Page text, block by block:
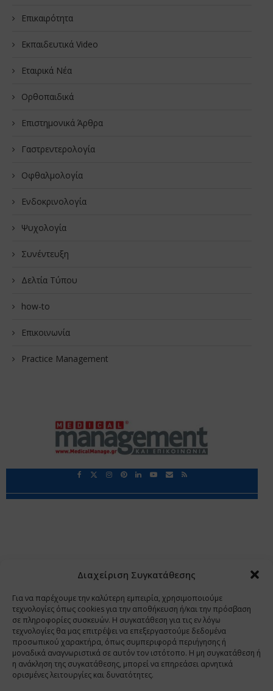
Διαχείριση Συγκατάθεσης
Για να παρέχουμε την καλύτερη εμπειρία, χρησιμοποιούμε
τεχνολογίες όπως cookies για την αποθήκευση ή/και την πρόσβαση
σε πληροφορίες συσκευών. Η συγκατάθεση για τις εν λόγω
τεχνολογίες θα μας επιτρέψει να επεξεργαστούμε δεδομένα
προσωπικού χαρακτήρα, όπως συμπεριφορά περιήγησης ή
μοναδικά αναγνωριστικά σε αυτόν τον ιστότοπο. Η μη συγκατάθεση ή
η ανάκληση της συγκατάθεσης, μπορεί να επηρεάσει αρνητικά
ορισμένες λειτουργίες και δυνατότητες.
Επικαιρότητα
Εκπαιδευτικά Video
Εταιρικά Νέα
Oρθοπαιδικά
Επιστημονικά Άρθρα
Γαστρεντερολογία
Οφθαλμολογία
Ενδοκρινολογία
Ψυχολογία
Συνέντευξη
Δελτία Τύπου
how-to
Επικοινωνία
Practice Management
Copyright 2009 - 2026 © Χαραμή Α.Ε.
www.PharmaManage.gr • www.HealthExpo.gr • www.YO.gr
•
www.GreekShares.com • www.eLearning-
PharmaManage.gr • www.Charami-SA.gr